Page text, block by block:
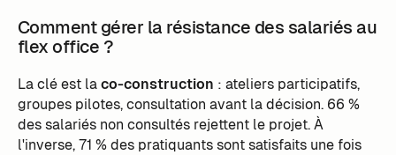
Comment gérer la résistance des salariés au
flex office ?
La clé est laco-construction : ateliers participatifs,
groupes pilotes, consultation avant la décision. 66 %
des salariés non consultés rejettent le projet. À
l'inverse, 71 % des pratiquants sont satisfaits une fois